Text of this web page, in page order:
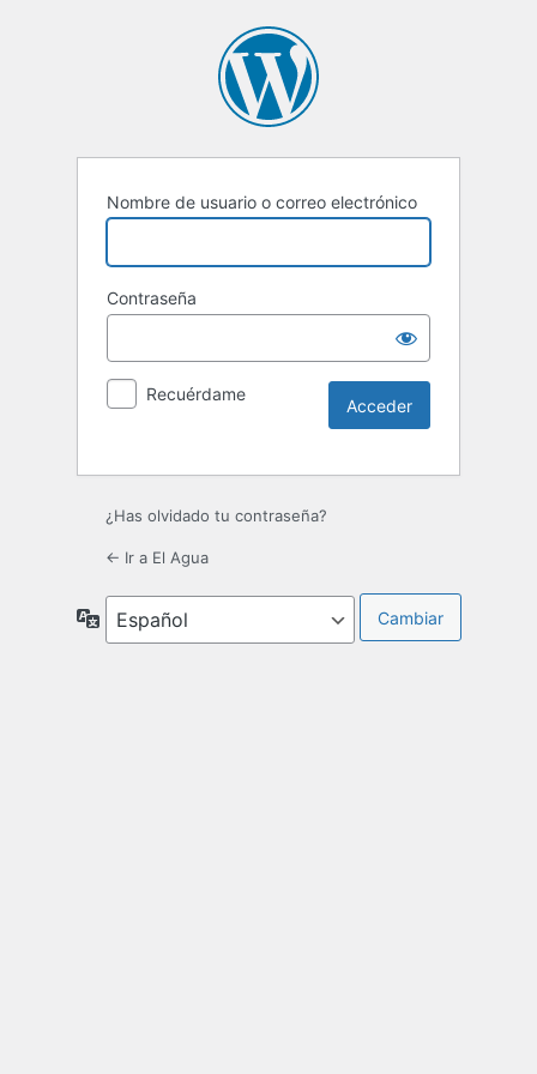
Nombre de usuario o correo electrónico
Contraseña
Recuérdame
¿Has olvidado tu contraseña?
← Ir a El Agua
Idioma